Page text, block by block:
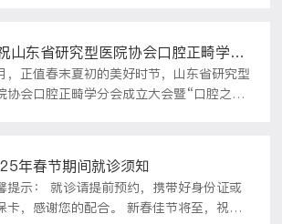
会儿童耳鼻咽喉与颜面管理多学科联合专业
会主办，青岛开泰耳鼻喉头颈外科医院承
旨在通过加强专业领域的国际交流与合作，
山东省研究型医院协会口腔正畸学分
立，我院荣膺副主任委员单位
，正值春末夏初的美好时节，山东省研究型
协会口腔正畸学分会成立大会暨“口腔之美
新的发展阶段。山东省研究型医院协会，是
具有科研项目和任务的医院成立的协会，是
顶尖的具有科、教、研能力的重要平台。此
年春节期间就诊须知
提示： 就诊请提前预约，携带好身份证或
，感谢您的配合。 新春佳节将至，祝您